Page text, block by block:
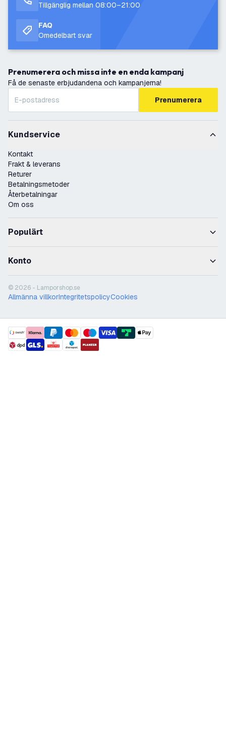
Tillgänglig mellan 08:00–21:00
FAQ
Omedelbart svar
Prenumerera och missa inte en enda kampanj
Få de senaste erbjudandena och kampanjerna!
Prenumerera
Kundservice
Kontakt
Frakt & leverans
Returer
Betalningsmetoder
Återbetalningar
Om oss
Populärt
Konto
© 2026 - Lamporshop.se
Allmänna villkorIntegritetspolicyCookies
payment methods
shipment methods